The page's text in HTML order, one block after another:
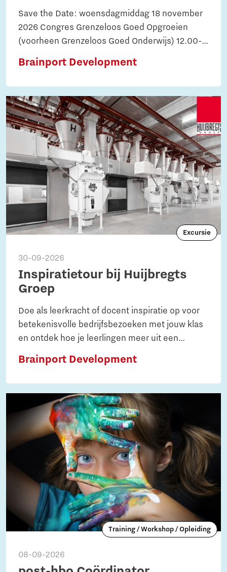
Save the Date: woensdagmiddag 18 november
2026 Congres Grenzeloos Goed Opgroeien
(voorheen Grenzeloos Goed Onderwijs) 12.00-
17.30 uur
Brainport Development
Excursie
30-09-2026
Inspiratietour bij Huijbregts
Groep
Doe als leerkracht of docent inspiratie op voor
betekenisvolle bedrijfsbezoeken met jouw klas
en ontdek hoe je leerlingen meer uit een
bredere blik op de praktijk en hun toekomst.
Brainport Development
Training / Workshop / Opleiding
08-09-2026